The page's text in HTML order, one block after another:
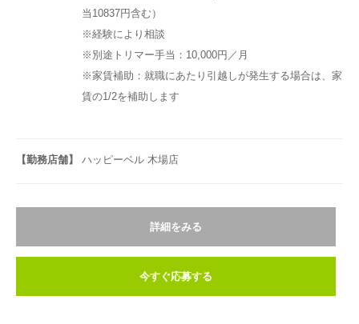
当10837円含む）
※経験により相談
※別途トリマー手当：10,000円／月
※家賃補助：就職にあたり引越しが発生する場合は、家
賃の1/2を補助します
【勤務店舗】 ハッピーベル 木場店
詳細をみる
今すぐ応募する